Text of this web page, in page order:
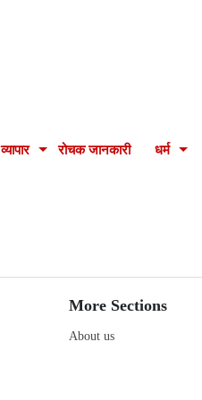
व्यापार रोचक जानकारी धर्म
More Sections
About us